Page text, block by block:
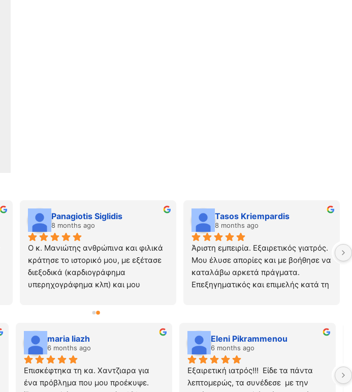
Panagiotis Siglidis
8 months ago
Ο κ. Μανιώτης ανθρώπινα και φιλικά
κράτησε το ιστορικό μου, με εξέτασε
διεξοδικά (καρδιογράφημα
υπερηχογράφημα κλπ) και μου
απαντώντας στα ερωτήματα μου πριν
ακολουθώ.
Έφυγα πολύ ευχαριστημένος.
Tasos Kriempardis
8 months ago
Άριστη εμπειρία. Εξαιρετικός γιατρός.
Μου έλυσε απορίες και με βοήθησε να
καταλάβω αρκετά πράγματα.
Επεξηγηματικός και επιμελής κατά τη
maria liazh
6 months ago
Επισκέφτηκα τη κα. Χαντζιαρα για
ένα πρόβλημα που μου προέκυψε.
Eleni Pikrammenou
6 months ago
Εξαιρετική ιατρός!!!  Είδε τα πάντα
λεπτομερώς, τα συνέδεσε  με την